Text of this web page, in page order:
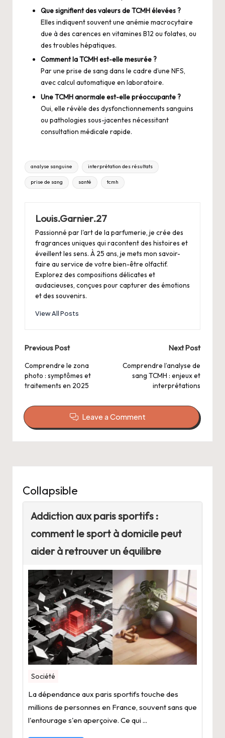
Que signifient des valeurs de TCMH élevées ?
Elles indiquent souvent une anémie macrocytaire
due à des carences en vitamines B12 ou folates, ou
des troubles hépatiques.
Comment la TCMH est-elle mesurée ?
Par une prise de sang dans le cadre d’une NFS,
avec calcul automatique en laboratoire.
Une TCMH anormale est-elle préoccupante ?
Oui, elle révèle des dysfonctionnements sanguins
ou pathologies sous-jacentes nécessitant
consultation médicale rapide.
Tags:
analyse sanguine interprétation des résultats
prise de sang santé tcmh
Louis.Garnier.27
Passionné par l'art de la parfumerie, je crée des
fragrances uniques qui racontent des histoires et
éveillent les sens. À 25 ans, je mets mon savoir-
faire au service de votre bien-être olfactif.
Explorez des compositions délicates et
audacieuses, conçues pour capturer des émotions
et des souvenirs.
View All Posts
Post
navigation
Previous Post
Comprendre le zona
photo : symptômes et
traitements en 2025
Next Post
Comprendre l’analyse de
sang TCMH : enjeux et
interprétations
Leave a Comment
Collapsible
Addiction aux paris sportifs :
comment le sport à domicile peut
aider à retrouver un équilibre
Société
La dépendance aux paris sportifs touche des
millions de personnes en France, souvent sans que
l'entourage s'en aperçoive. Ce qui ...